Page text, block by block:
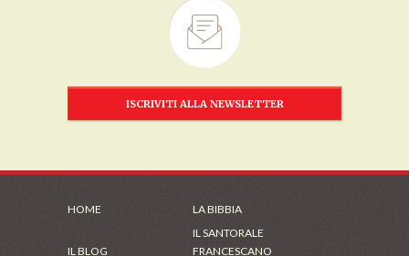
ISCRIVITI ALLA NEWSLETTER
HOME LA BIBBIA
IL BLOG
IL SANTORALE
FRANCESCANO